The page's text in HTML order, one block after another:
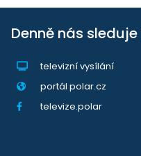
Denně nás sleduje
televizní vysílání
portál polar.cz
televize.polar